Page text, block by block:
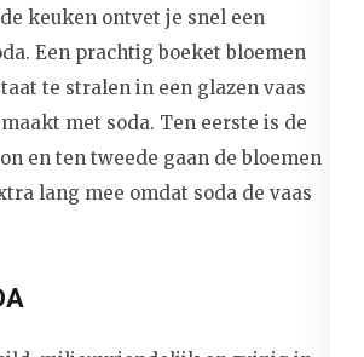
keuken ontvet je snel een
Een prachtig boeket bloemen
te stralen in een glazen vaas
met soda. Ten eerste is de
en ten tweede gaan de bloemen
lang mee omdat soda de vaas